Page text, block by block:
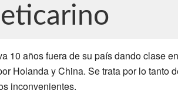
10 años fuera de su país dando clase en
Holanda y China. Se trata por lo tanto
inconvenientes.